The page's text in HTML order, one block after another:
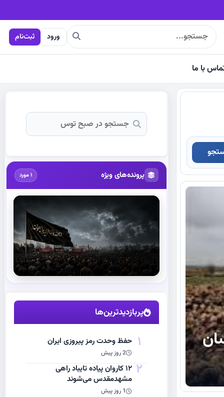
ورود ثبت‌نام
با ما
پرونده‌های ویژه 1 مورد
مشاهده اخبار
پربازدیدترین‌ها
1 حفظ وحدت رمز پیروزی ایران
2 روز پیش
2
۱۲ کاروان پیاده تایباد راهی
مشهدمقدس می‌شوند
1 روز پیش